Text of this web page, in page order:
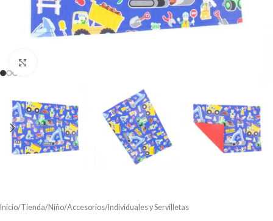
Inicio/Tienda/Niño/Accesorios/ Individuales y Servilletas